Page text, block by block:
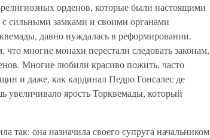
орденов, которые были настоящими
с сильными замками и своими органами
давно нуждалась в реформировании.
многие монахи перестали следовать законам,
Многие любили красиво пожить, часто
и даже, как кардинал Педро Гонсалес де
ярость Торквемады, который
так: она назначила своего супруга начальником